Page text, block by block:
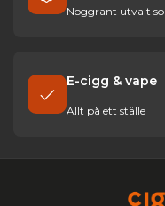
Noggrant utvalt
E-cigg & vape
Allt på ett ställe